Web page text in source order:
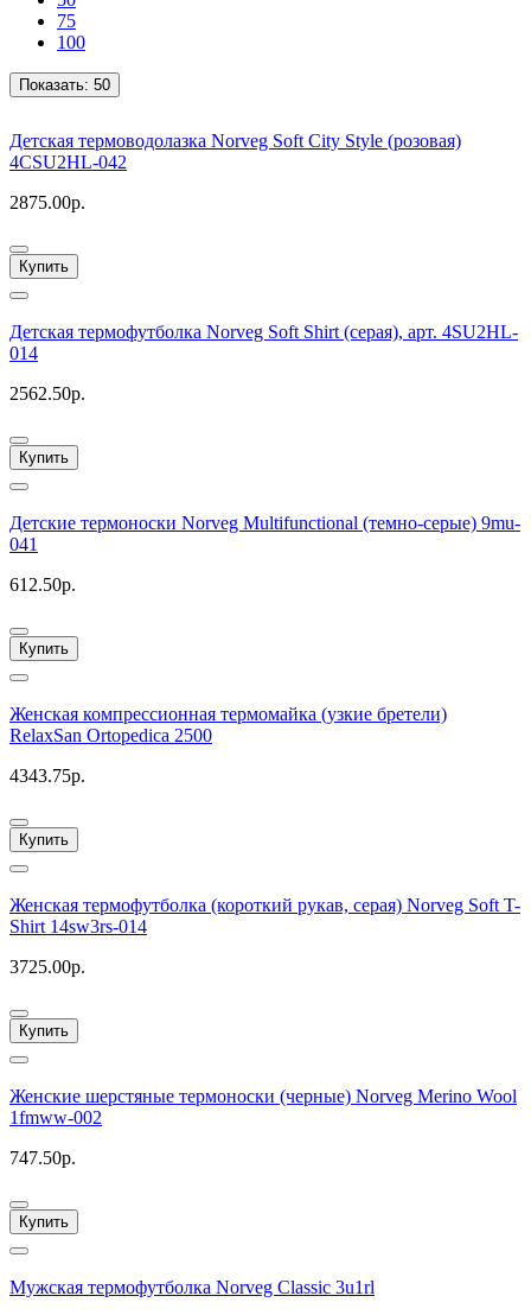
75
100
Показать: 50
Детская термоводолазка Norveg Soft City Style (розовая)
4CSU2HL-042
2875.00р.
Купить
Детская термофутболка Norveg Soft Shirt (серая), арт. 4SU2HL-
014
2562.50р.
Купить
Детские термоноски Norveg Multifunctional (темно-серые) 9mu-
041
612.50р.
Купить
Женская компрессионная термомайка (узкие бретели)
RelaxSan Ortopedica 2500
4343.75р.
Купить
Женская термофутболка (короткий рукав, серая) Norveg Soft T-
Shirt 14sw3rs-014
3725.00р.
Купить
Женские шерстяные термоноски (черные) Norveg Merino Wool
1fmww-002
747.50р.
Купить
Мужская термофутболка Norveg Classic 3u1rl